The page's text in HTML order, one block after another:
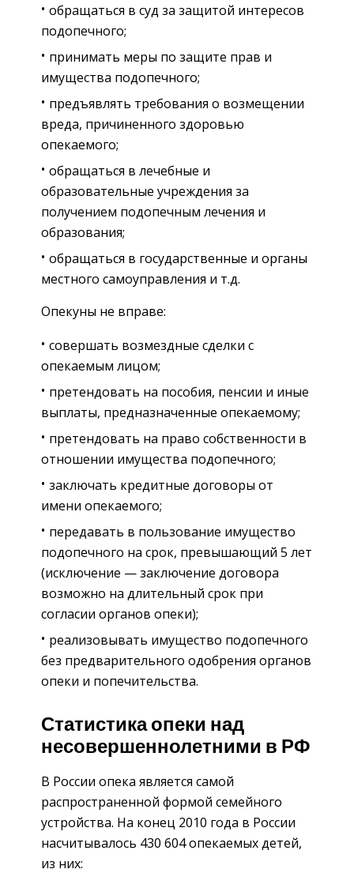
обращаться в суд за защитой интересов
подопечного;
принимать меры по защите прав и
имущества подопечного;
предъявлять требования о возмещении
вреда, причиненного здоровью
опекаемого;
обращаться в лечебные и
образовательные учреждения за
получением подопечным лечения и
образования;
обращаться в государственные и органы
местного самоуправления и т.д.
Опекуны не вправе:
совершать возмездные сделки с
опекаемым лицом;
претендовать на пособия, пенсии и иные
выплаты, предназначенные опекаемому;
претендовать на право собственности в
отношении имущества подопечного;
заключать кредитные договоры от
имени опекаемого;
передавать в пользование имущество
подопечного на срок, превышающий 5 лет
(исключение — заключение договора
возможно на длительный срок при
согласии органов опеки);
реализовывать имущество подопечного
без предварительного одобрения органов
опеки и попечительства.
Статистика опеки над
несовершеннолетними в РФ
В России опека является самой
распространенной формой семейного
устройства. На конец 2010 года в России
насчитывалось 430 604 опекаемых детей,
из них: